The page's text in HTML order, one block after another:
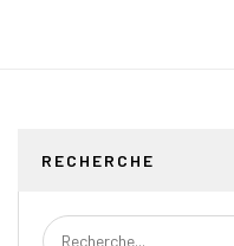
RECHERCHE